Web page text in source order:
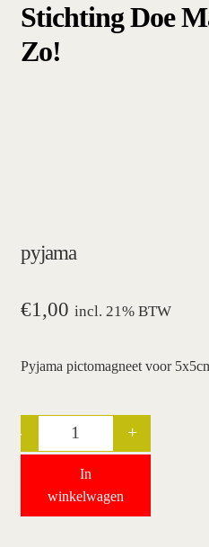
Ga
naar
Ga
de
Stichting Doe
Zo!
bestellen
hoe werkt een plansysteem
wie wij zijn / contact
winkel
pyjama
€1,00 incl. 21% BTW
Pyjama pictomagneet voor
Quantity
- +
In
winkelwagen